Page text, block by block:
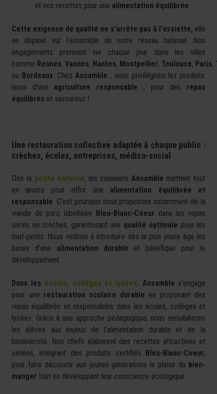
et nos recettes pour une alimentation équilibrée
Cette exigence de qualité ne s’arrête pas à l’assiette, elle
se déploie sur l’ensemble de notre réseau national. Nos
engagements prennent vie chaque jour dans les villes
comme Rennes, Vannes, Nantes, Montpellier, Toulouse, Paris,
ou Bordeaux. ChezAnsamble , nous privilégions les produits
issus d'une agriculture responsable , pour des repas
équilibrés et savoureux !
Une restauration collective adaptée à chaque public :
crèches, écoles, entreprises, médico-social
Dès la petite enfance, les cuisiniers Ansamble mettent tout
en œuvre pour offrir une alimentation équilibrée et
responsable. C’est pourquoi nous proposons notamment de la
viande de porc labellisée Bleu-Blanc-Coeur dans les repas
servis en crèches, garantissant une qualité optimale pour les
tout-petits. Nous veillons à introduire dès le plus jeune âge les
bases d’une alimentation durable et bénéfique pour le
développement.
Dans les écoles, collèges et lycées, Ansamble s’engage
pour une restauration scolaire durable en proposant des
repas équilibrés et responsables dans les écoles, collèges et
lycées. Grâce à une approche pédagogique, nous sensibilisons
les élèves aux enjeux de l’alimentation durable et de la
biodiversité. Nos chefs élaborent des recettes attractives et
variées, intégrant des produits certifiés Bleu-Blanc-Coeur,
pour faire découvrir aux jeunes générations le plaisir du bien-
manger tout en développant leur conscience écologique.